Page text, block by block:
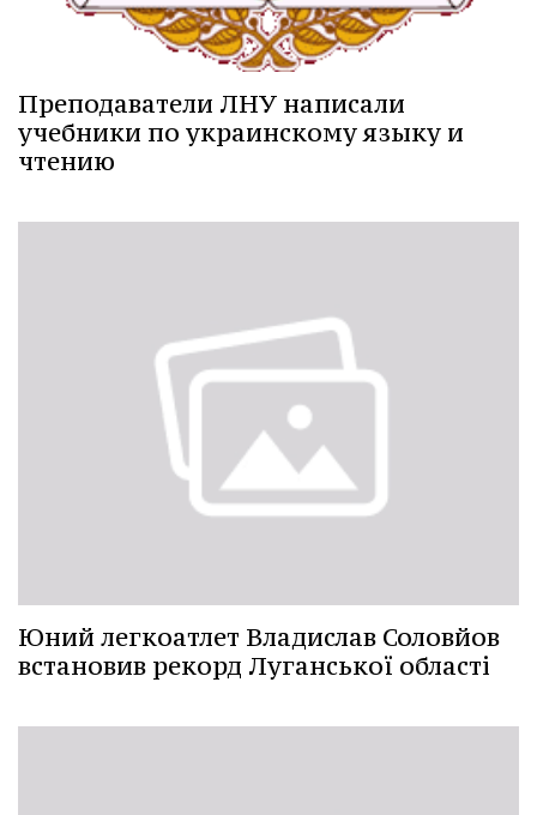
Преподаватели ЛНУ написали
учебники по украинскому языку и
чтению
Юний легкоатлет Владислав Соловйов
встановив рекорд Луганської області